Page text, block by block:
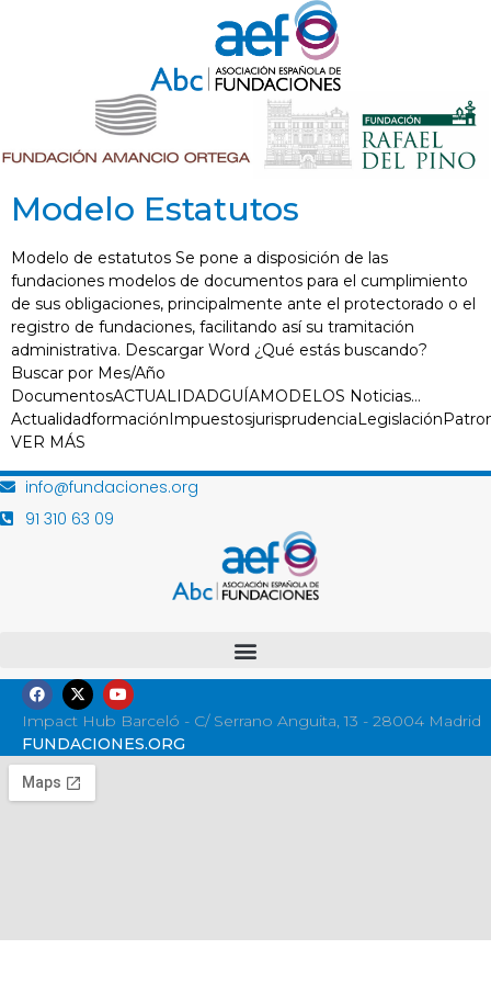
Modelo Estatutos
Modelo de estatutos Se pone a disposición de las
fundaciones modelos de documentos para el cumplimiento
de sus obligaciones, principalmente ante el protectorado o el
registro de fundaciones, facilitando así su tramitación
administrativa. Descargar Word ¿Qué estás buscando?
Buscar por Mes/Año
DocumentosACTUALIDADGUÍAMODELOS Noticias…
VER MÁS
info@fundaciones.org
91 310 63 09
Impact Hub Barceló - C/ Serrano Anguita, 13 - 28004 Madrid
FUNDACIONES.ORG